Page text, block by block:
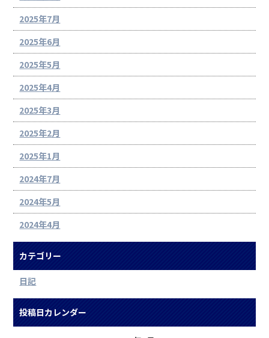
2025年7月
2025年6月
2025年5月
2025年4月
2025年3月
2025年2月
2025年1月
2024年7月
2024年5月
2024年4月
カテゴリー
日記
投稿日カレンダー